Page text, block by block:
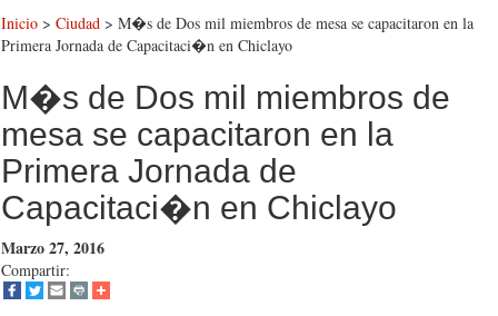
Inicio > Ciudad > M�s de Dos mil miembros de mesa se capacitaron en la
Primera Jornada de Capacitaci�n en Chiclayo
M�s de Dos mil miembros de
mesa se capacitaron en la
Primera Jornada de
Capacitaci�n en Chiclayo
Marzo 27, 2016
Compartir: